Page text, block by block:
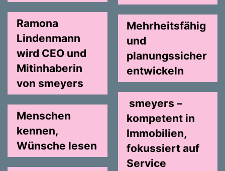
Ramona
Lindenmann
wird CEO und
Mitinhaberin
von smeyers
Menschen
kennen,
Wünsche lesen
Mehrheitsfähig
und
planungssicher
entwickeln
smeyers –
kompetent in
Immobilien,
fokussiert auf
Service